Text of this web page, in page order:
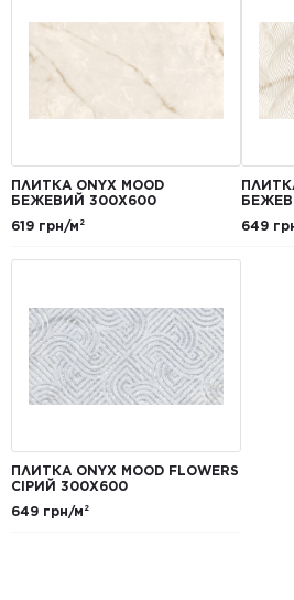
ПЛИТКА ONYX MOOD
БЕЖЕВИЙ 300Х600
619 грн/м²
649
ПЛИТКА ONYX MOOD FLOWERS
СІРИЙ 300Х600
649 грн/м²